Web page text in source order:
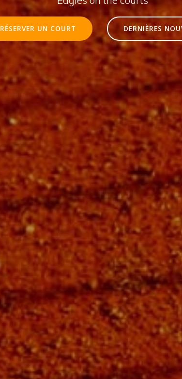
RÉSERVER UN COURT DERNIÈRES